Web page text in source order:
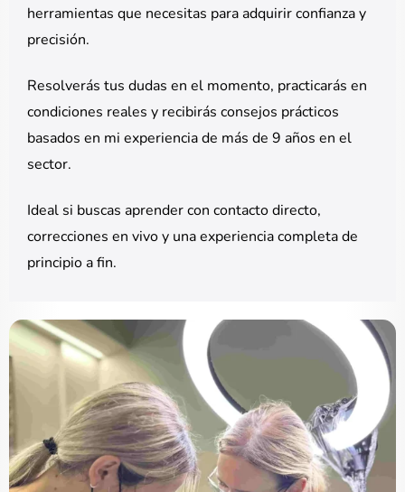
herramientas que necesitas para adquirir confianza y
precisión.
Resolverás tus dudas en el momento, practicarás en
condiciones reales y recibirás consejos prácticos
basados en mi experiencia de más de 9 años en el
sector.
Ideal si buscas aprender con contacto directo,
correcciones en vivo y una experiencia completa de
principio a fin.